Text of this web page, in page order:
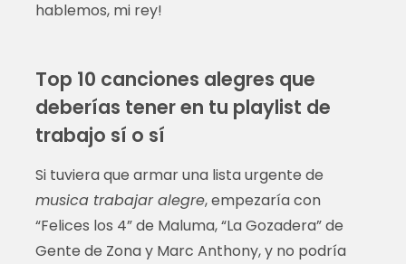
hablemos, mi rey!
Top 10 canciones alegres que
deberías tener en tu playlist de
trabajo sí o sí
Si tuviera que armar una lista urgente de
musica trabajar alegre, empezaría con
“Felices los 4” de Maluma, “La Gozadera” de
Gente de Zona y Marc Anthony, y no podría